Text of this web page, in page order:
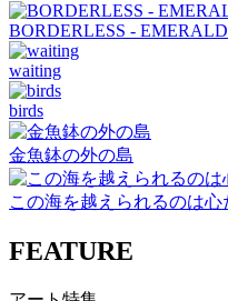
BORDERLESS - EMERALD
waiting
birds
金魚鉢の外の島
この海を越えられるのは心
FEATURE